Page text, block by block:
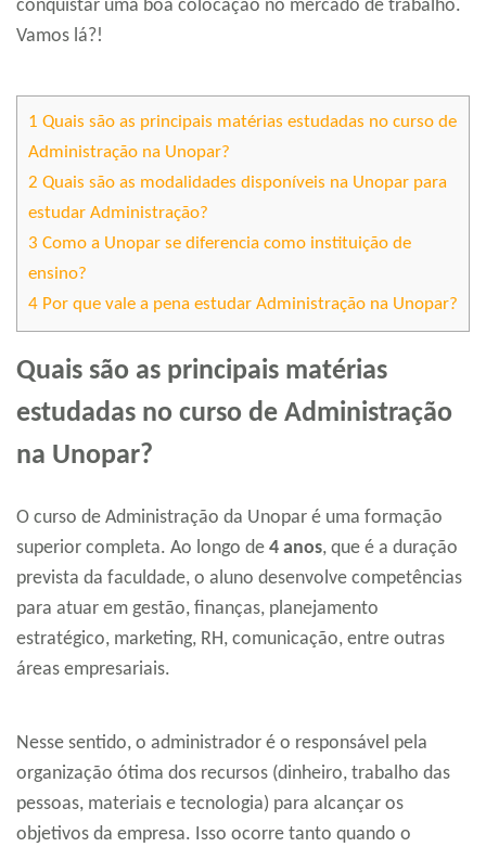
conquistar uma boa colocação no mercado de trabalho.
Vamos lá?!
1 Quais são as principais matérias estudadas no curso de
Administração na Unopar?
2 Quais são as modalidades disponíveis na Unopar para
estudar Administração?
3 Como a Unopar se diferencia como instituição de
ensino?
4 Por que vale a pena estudar Administração na Unopar?
Quais são as principais matérias
estudadas no curso de Administração
na Unopar?
O curso de Administração da Unopar é uma formação
superior completa. Ao longo de 4 anos, que é a duração
prevista da faculdade, o aluno desenvolve competências
para atuar em gestão, finanças, planejamento
estratégico, marketing, RH, comunicação, entre outras
áreas empresariais.
Nesse sentido, o administrador é o responsável pela
organização ótima dos recursos (dinheiro, trabalho das
pessoas, materiais e tecnologia) para alcançar os
objetivos da empresa. Isso ocorre tanto quando o